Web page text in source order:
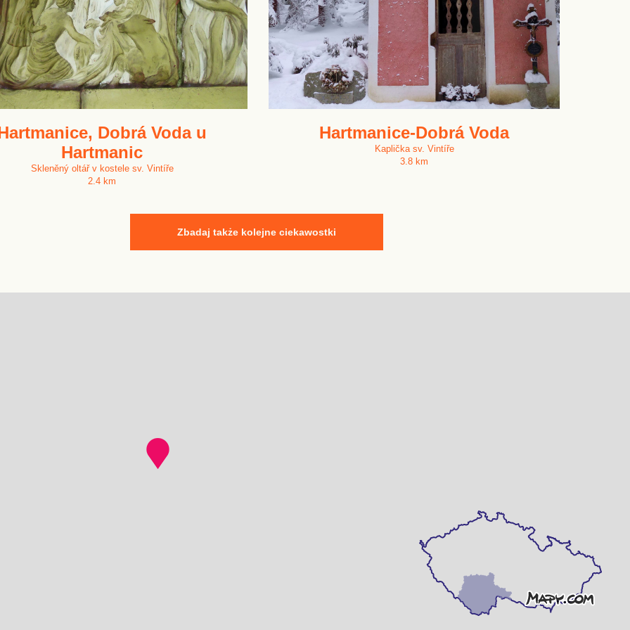
Dobrá Voda u
Hartmanic
Skleněný oltář v kostele sv. Vintíře
2.4 km
Hartmanice-Dobrá Voda
Kaplička sv. Vintíře
3.8 km
Zbadaj także kolejne ciekawostki